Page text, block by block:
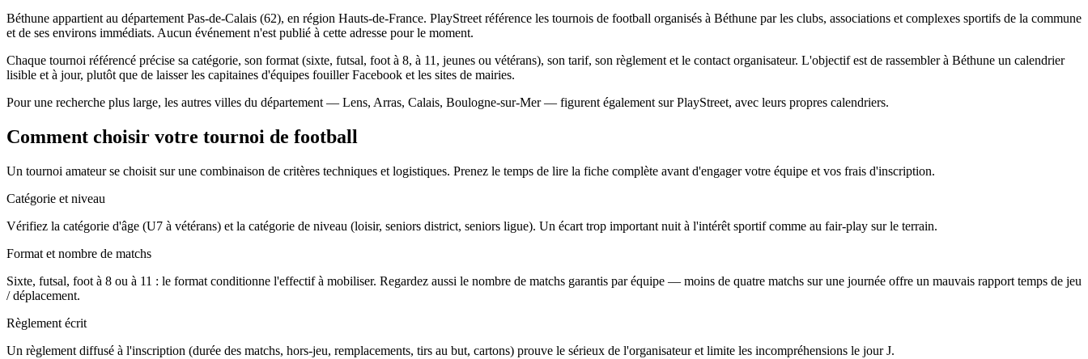
Béthune appartient au département Pas-de-Calais (62), en région Hauts-de-France. PlayStreet référence les tournois de football organisés à Béthune par les clubs, associations et complexes sportifs de la commune
et de ses environs immédiats. Aucun événement n'est publié à cette adresse pour le moment.
Chaque tournoi référencé précise sa catégorie, son format (sixte, futsal, foot à 8, à 11, jeunes ou vétérans), son tarif, son règlement et le contact organisateur. L'objectif est de rassembler à Béthune un calendrier
lisible et à jour, plutôt que de laisser les capitaines d'équipes fouiller Facebook et les sites de mairies.
Pour une recherche plus large, les autres villes du département — Lens, Arras, Calais, Boulogne-sur-Mer — figurent également sur PlayStreet, avec leurs propres calendriers.
Comment choisir votre tournoi de football
Un tournoi amateur se choisit sur une combinaison de critères techniques et logistiques. Prenez le temps de lire la fiche complète avant d'engager votre équipe et vos frais d'inscription.
Catégorie et niveau
Vérifiez la catégorie d'âge (U7 à vétérans) et la catégorie de niveau (loisir, seniors district, seniors ligue). Un écart trop important nuit à l'intérêt sportif comme au fair-play sur le terrain.
Format et nombre de matchs
Sixte, futsal, foot à 8 ou à 11 : le format conditionne l'effectif à mobiliser. Regardez aussi le nombre de matchs garantis par équipe — moins de quatre matchs sur une journée offre un mauvais rapport temps de jeu
/ déplacement.
Règlement écrit
Un règlement diffusé à l'inscription (durée des matchs, hors-jeu, remplacements, tirs au but, cartons) prouve le sérieux de l'organisateur et limite les incompréhensions le jour J.